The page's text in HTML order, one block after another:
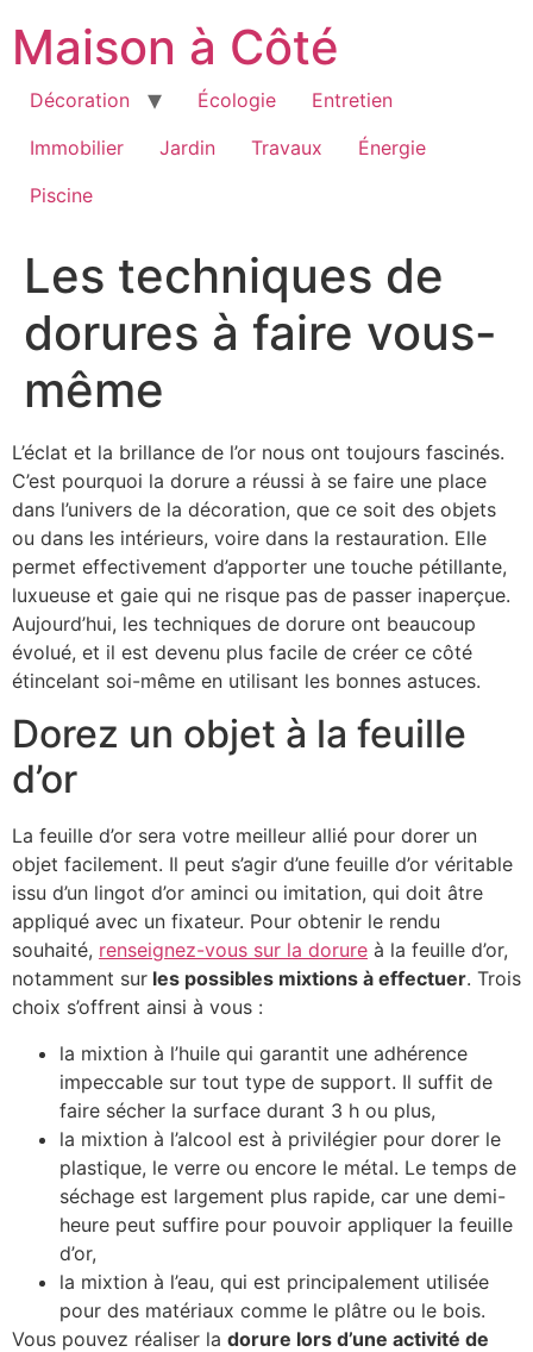
contenu
Maison à Côté
Décoration Écologie
Entretien
Immobilier
Jardin Travaux
Énergie
Piscine
Les techniques de
dorures à faire vous-
même
L’éclat et la brillance de l’or nous ont toujours fascinés.
C’est pourquoi la dorure a réussi à se faire une place
dans l’univers de la décoration, que ce soit des objets
ou dans les intérieurs, voire dans la restauration. Elle
permet effectivement d’apporter une touche pétillante,
luxueuse et gaie qui ne risque pas de passer inaperçue.
Aujourd’hui, les techniques de dorure ont beaucoup
évolué, et il est devenu plus facile de créer ce côté
étincelant soi-même en utilisant les bonnes astuces.
Dorez un objet à la feuille
d’or
La feuille d’or sera votre meilleur allié pour dorer un
objet facilement. Il peut s’agir d’une feuille d’or véritable
issu d’un lingot d’or aminci ou imitation, qui doit âtre
appliqué avec un fixateur. Pour obtenir le rendu
souhaité, renseignez-vous sur la dorure à la feuille d’or,
notamment sur les possibles mixtions à effectuer. Trois
choix s’offrent ainsi à vous :
la mixtion à l’huile qui garantit une adhérence
impeccable sur tout type de support. Il suffit de
faire sécher la surface durant 3 h ou plus,
la mixtion à l’alcool est à privilégier pour dorer le
plastique, le verre ou encore le métal. Le temps de
séchage est largement plus rapide, car une demi-
heure peut suffire pour pouvoir appliquer la feuille
d’or,
la mixtion à l’eau, qui est principalement utilisée
pour des matériaux comme le plâtre ou le bois.
Vous pouvez réaliser la dorure lors d’une activité de